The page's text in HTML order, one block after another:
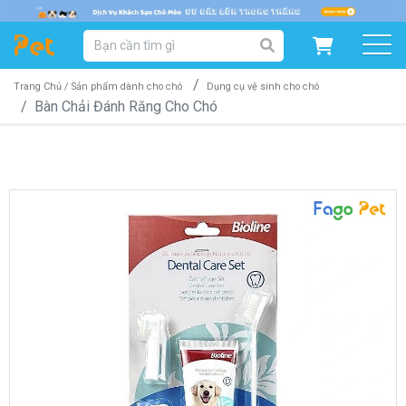
DANH MỤC SẢN PHẨM
SẢN PHẨM DÀNH CHO MÈO SẢN PHẨM DÀNH CHO CHÓ
Trang Chủ / Sản phẩm dành cho chó Dụng cụ vệ sinh cho chó
Bàn Chải Đánh Răng Cho Chó